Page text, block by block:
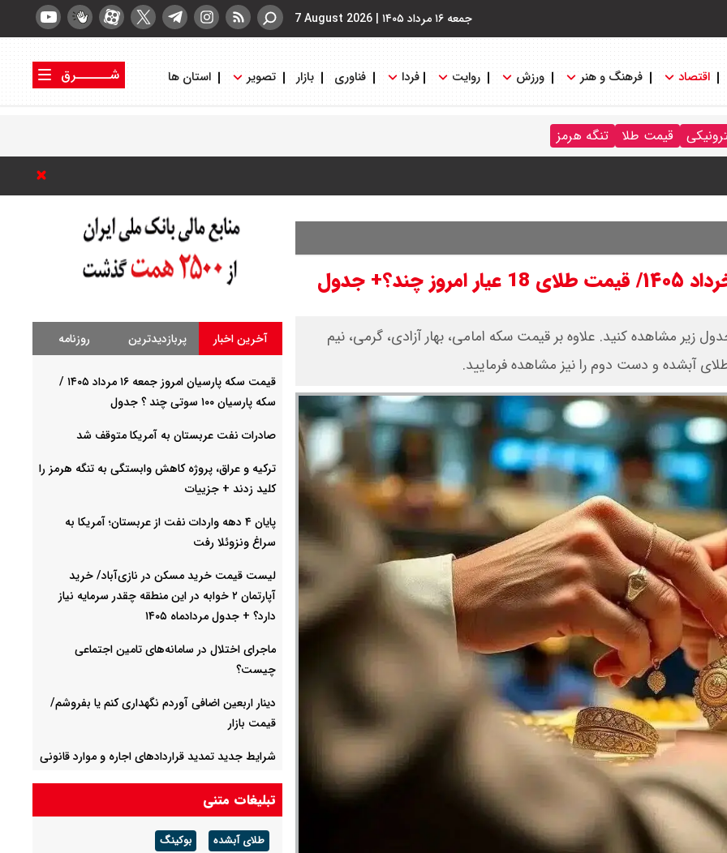
جمعه ۱۶ مرداد ۱۴۰۵ |
7 August 2026
اقتصاد فرهنگ و هنر ورزش روایت فردا فناوری بازار تصویر استان ها
شــــــرق
قیمت طلا تنگه هرمز
هرمز را کلید زدند + جزییات
طلا امروز دوشنبه ۱۸ خرداد ۱۴۰۵ را در جدول زیر مشاهده کنید. علاوه بر قیمت سکه امامی، بهار آزادی، گرمی، نیم
آبشده و دست دوم را نیز مشاهده فرمایید.
آخرین اخبار پربازدیدترین روزنامه
قیمت سکه پارسیان امروز جمعه ۱۶ مرداد ۱۴۰۵ /
سکه پارسیان ۱۰۰ سوتی چند ؟ جدول
صادرات نفت عربستان به آمریکا متوقف شد
ترکیه و عراق، پروژه کاهش وابستگی به تنگه هرمز را
کلید زدند + جزییات
پایان ۴ دهه واردات نفت از عربستان؛ آمریکا به
سراغ ونزوئلا رفت
لیست قیمت خرید مسکن در نازی‌آباد/ خرید
آپارتمان ۲ خوابه در این منطقه چقدر سرمایه نیاز
دارد؟ + جدول مردادماه ۱۴۰۵
ماجرای اختلال در سامانه‌های تامین اجتماعی
چیست؟
دینار اربعین اضافی آوردم نگهداری کنم یا بفروشم/
قیمت بازار
شرایط جدید تمدید قراردادهای اجاره و موارد قانونی
پرشدگی سدها به ۵۸درصد رسید
آخرین خبرها از واریز معوقات بازنشستگان/ منابع
تبلیغات متنی
طلای آبشده بوکینگ